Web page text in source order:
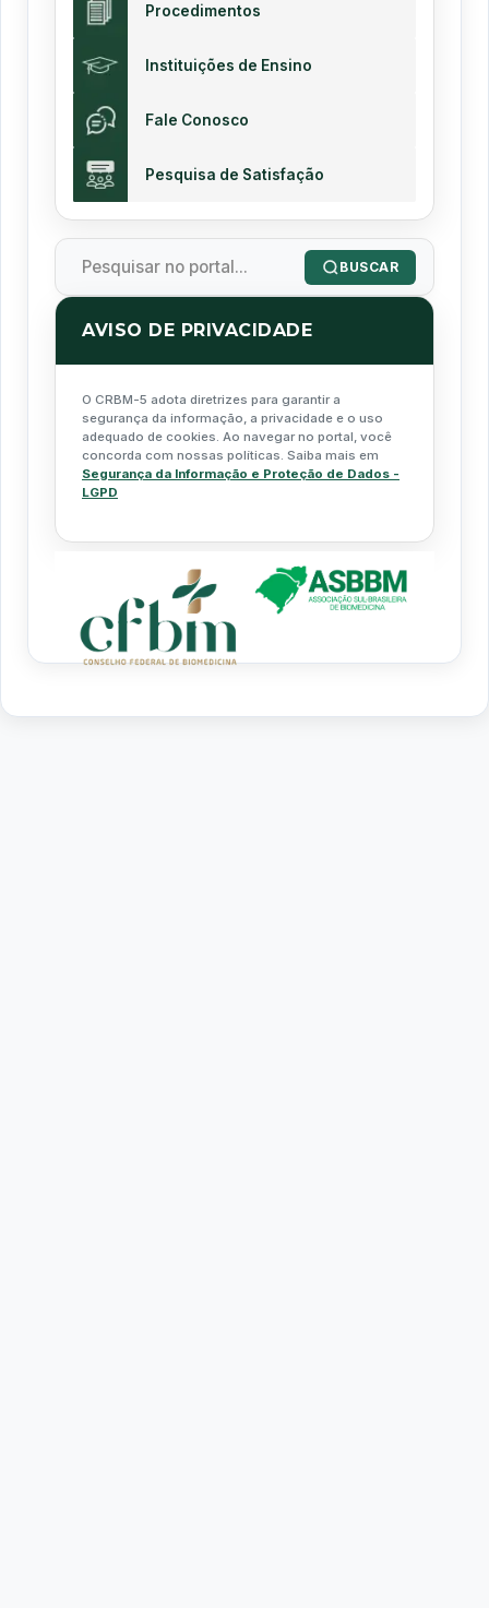
Procedimentos
Instituições de Ensino
Fale Conosco
Pesquisa de Satisfação
BUSCAR
AVISO DE PRIVACIDADE
O CRBM-5 adota diretrizes para garantir a
segurança da informação, a privacidade e o uso
adequado de cookies. Ao navegar no portal, você
concorda com nossas políticas. Saiba mais em
Segurança da Informação e Proteção de Dados -
LGPD